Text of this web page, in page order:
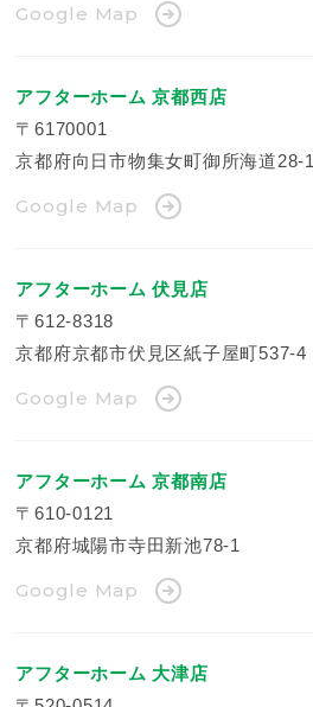
Google Map
アフターホーム 京都西店
〒6170001
京都府向日市物集女町御所海道28-1
Google Map
アフターホーム 伏見店
〒612-8318
京都府京都市伏見区紙子屋町537-4
Google Map
アフターホーム 京都南店
〒610-0121
京都府城陽市寺田新池78-1
Google Map
アフターホーム 大津店